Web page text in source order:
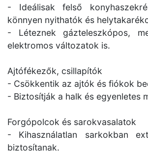
- Ideálisak felső
könnyen nyithatók és
- Léteznek gázteleszkópos,
elektromos változatok is.
Ajtófékezők, csillapítók
- Csökkentik az ajtók és fiókok
- Biztosítják a halk és egyenletes
Forgópolcok és sarokvasalatok
- Kihasználatlan sarkokban
biztosítanak.